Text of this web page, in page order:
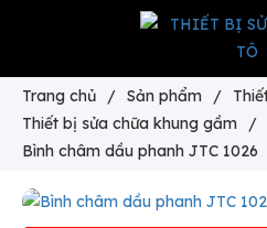
Trang chủ / Sản phẩm /
Thiết bị sửa chữa khung gầm
/
Bình châm dầu phanh JTC 1026